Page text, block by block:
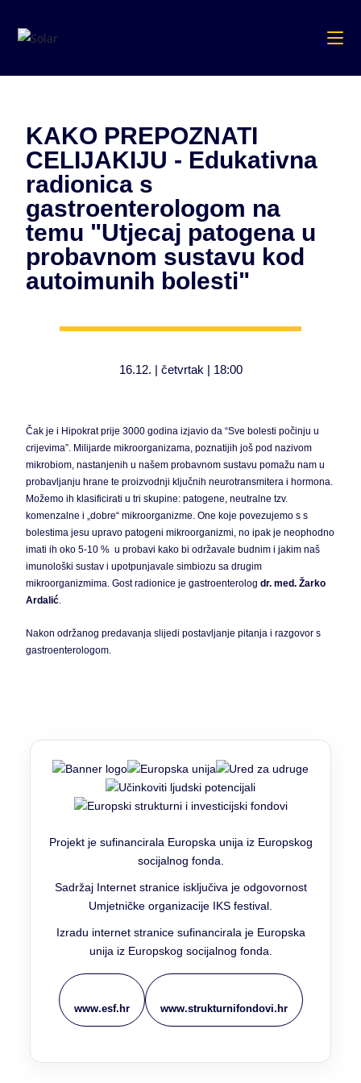
KAKO PREPOZNATI
CELIJAKIJU - Edukativna
radionica s
gastroenterologom na
temu "Utjecaj patogena u
probavnom sustavu kod
autoimunih bolesti"
16.12. | četvrtak | 18:00
Čak je i Hipokrat prije 3000 godina izjavio da “Sve bolesti počinju u
crijevima”. Milijarde mikroorganizama, poznatijih još pod nazivom
mikrobiom, nastanjenih u našem probavnom sustavu pomažu nam u
probavljanju hrane te proizvodnji ključnih neurotransmitera i hormona.
Možemo ih klasificirati u tri skupine: patogene, neutralne tzv.
komenzalne i „dobre“ mikroorganizme. One koje povezujemo s s
bolestima jesu upravo patogeni mikroorganizmi, no ipak je neophodno
imati ih oko 5-10 % u probavi kako bi održavale budnim i jakim naš
imunološki sustav i upotpunjavale simbiozu sa drugim
mikroorganizmima. Gost radionice je gastroenterologdr. med. Žarko
Ardalić.
Nakon održanog predavanja slijedi postavljanje pitanja i razgovor s
gastroenterologom.
Projekt je sufinancirala Europska unija iz Europskog
socijalnog fonda.
Sadržaj Internet stranice isključiva je odgovornost
Umjetničke organizacije IKS festival.
Izradu internet stranice sufinancirala je Europska
unija iz Europskog socijalnog fonda.
www.esf.hr www.strukturnifondovi.hr